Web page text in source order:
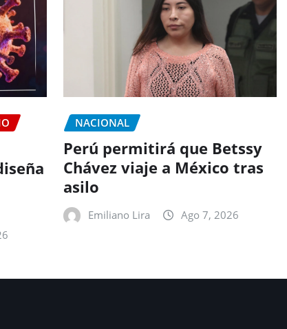
NACIONAL
Perú permitirá que Betssy
Chávez viaje a México tras
asilo
Emiliano Lira Ago 7, 2026